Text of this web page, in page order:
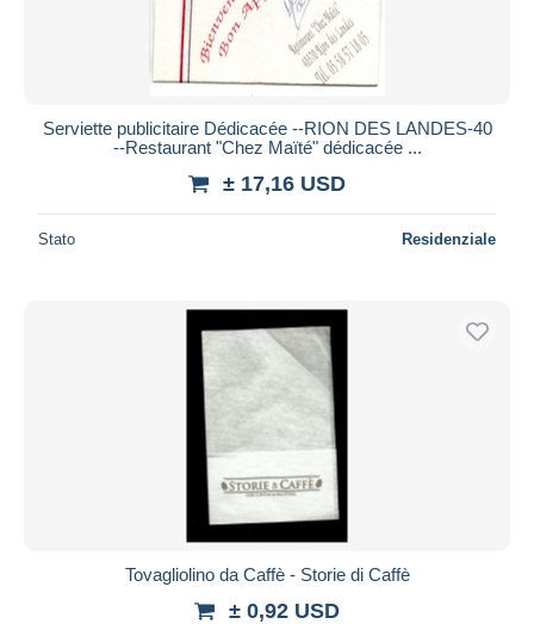
Serviette publicitaire Dédicacée --RION DES LANDES-40
--Restaurant "Chez Maïté" dédicacée ...
± 17,16 USD
Stato Residenziale
Tovagliolino da Caffè - Storie di Caffè
± 0,92 USD